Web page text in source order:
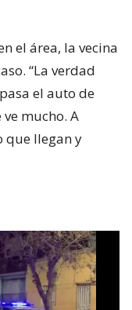
el área, la vecina
“La verdad
el auto de
mucho. A
que llegan y